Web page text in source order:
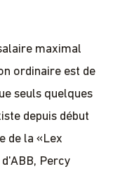
maximal
ordinaire est de
seuls quelques
depuis début
de la «Lex
Percy